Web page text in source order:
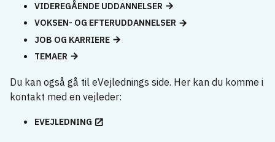
VIDEREGÅENDE UDDANNELSER
VOKSEN- OG EFTERUDDANNELSER
JOB OG KARRIERE
TEMAER
Du kan også gå til eVejlednings side. Her kan du komme i
kontakt med en vejleder:
EVEJLEDNING